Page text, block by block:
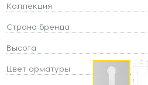
Коллекция
Страна бренда
Высота
Цвет арматуры